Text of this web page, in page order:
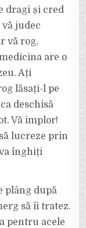
dragi și cred
judec
vă rog,
are o
Ați
lăsați-l pe
deschisă
Vă implor!
lucreze prin
înghiți
plâng după
să îi tratez.
pentru acele